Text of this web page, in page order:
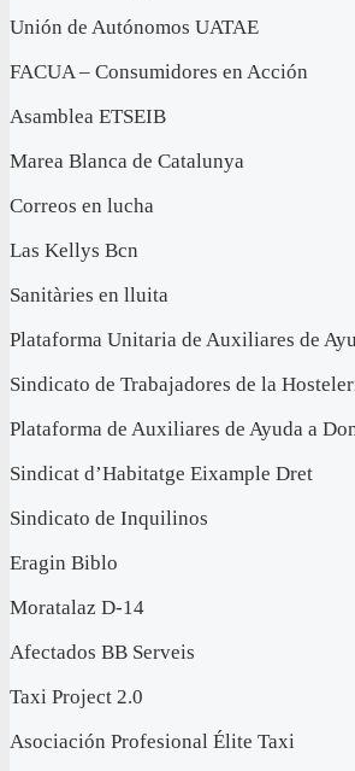
Unión de Autónomos UATAE
FACUA – Consumidores en Acción
Asamblea ETSEIB
Marea Blanca de Catalunya
Correos en lucha
Las Kellys Bcn
Sanitàries en lluita
Plataforma Unitaria de Auxiliares de
Sindicato de Trabajadores de la
Plataforma de Auxiliares de Ayuda a
Sindicat d’Habitatge Eixample Dret
Sindicato de Inquilinos
Eragin Biblo
Moratalaz D-14
Afectados BB Serveis
Taxi Project 2.0
Asociación Profesional Élite Taxi